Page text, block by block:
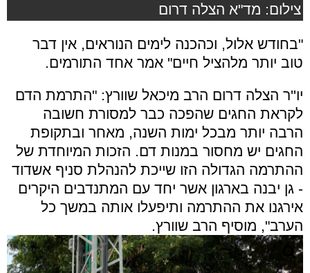
צילום: מד"א הצלה דרום
"בחודש אלול, וכהכנה לימים הנוראים, אין דבר
טוב יותר מלהציל חיים" אמר אחד התורמים.
יו''ר הצלה דרום הרב מיכאל שוורץ: "התרמת הדם
לקראת החגים שהפכה כבר למסורת חשובה
הרבה יותר מבכל ימות השנה, מאחר ובתקופת
החגים יש מחסור במנות דם. הזכות המיוחדת של
ההתרמה הגדולה הזו שייכת להנהלת סניף אשדוד
- גן יבנה בארגון אשר יחד עם המתנדבים היקרים
אירגנו את ההתרמה ותיפעלו אותה במשך כל
הערב", מוסיף הרב שוורץ.